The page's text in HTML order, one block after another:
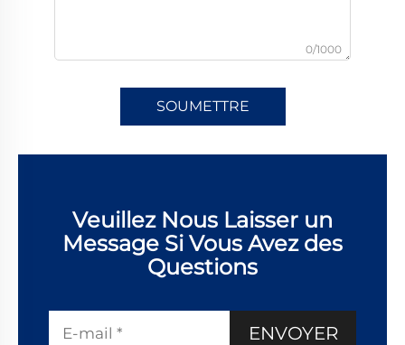
0/1000
SOUMETTRE
Veuillez Nous Laisser un
Message Si Vous Avez des
Questions
ENVOYER